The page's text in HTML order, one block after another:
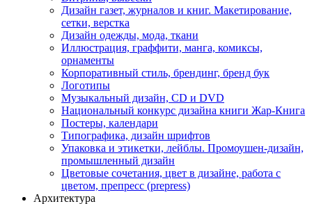
Дизайн газет, журналов и книг. Макетирование,
сетки, верстка
Дизайн одежды, мода, ткани
Иллюстрация, граффити, манга, комиксы,
орнаменты
Корпоративный стиль, брендинг, бренд бук
Логотипы
Музыкальный дизайн, СD и DVD
Национальный конкурс дизайна книги Жар-Книга
Постеры, календари
Типографика, дизайн шрифтов
Упаковка и этикетки, лейблы. Промоушен-дизайн,
промышленный дизайн
Цветовые сочетания, цвет в дизайне, работа с
цветом, препресс (prepress)
Архитектура